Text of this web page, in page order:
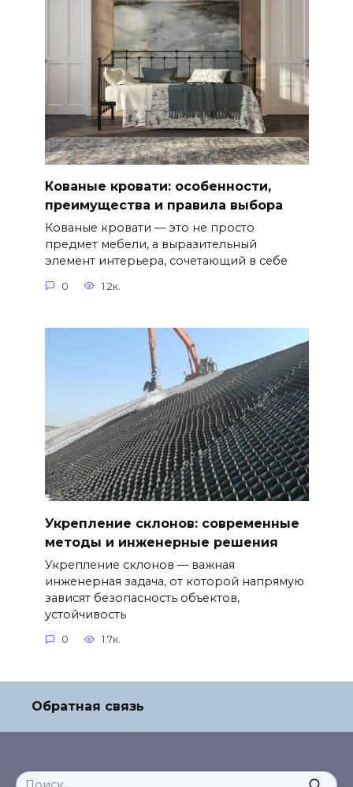
Кованые кровати: особенности,
преимущества и правила выбора
Кованые кровати — это не просто
предмет мебели, а выразительный
элемент интерьера, сочетающий в себе
0 1.2к.
Укрепление склонов: современные
методы и инженерные решения
Укрепление склонов — важная
инженерная задача, от которой напрямую
зависят безопасность объектов,
устойчивость
0 1.7к.
Обратная связь
Search